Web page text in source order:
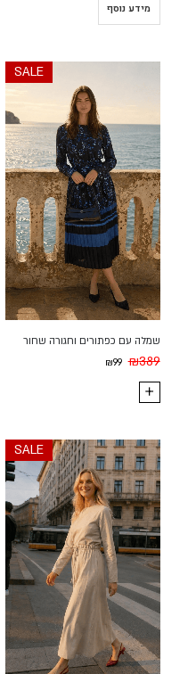
מידע נוסף
SALE
שמלה עם כפתורים וחגורה שחור
₪389
₪99
SALE